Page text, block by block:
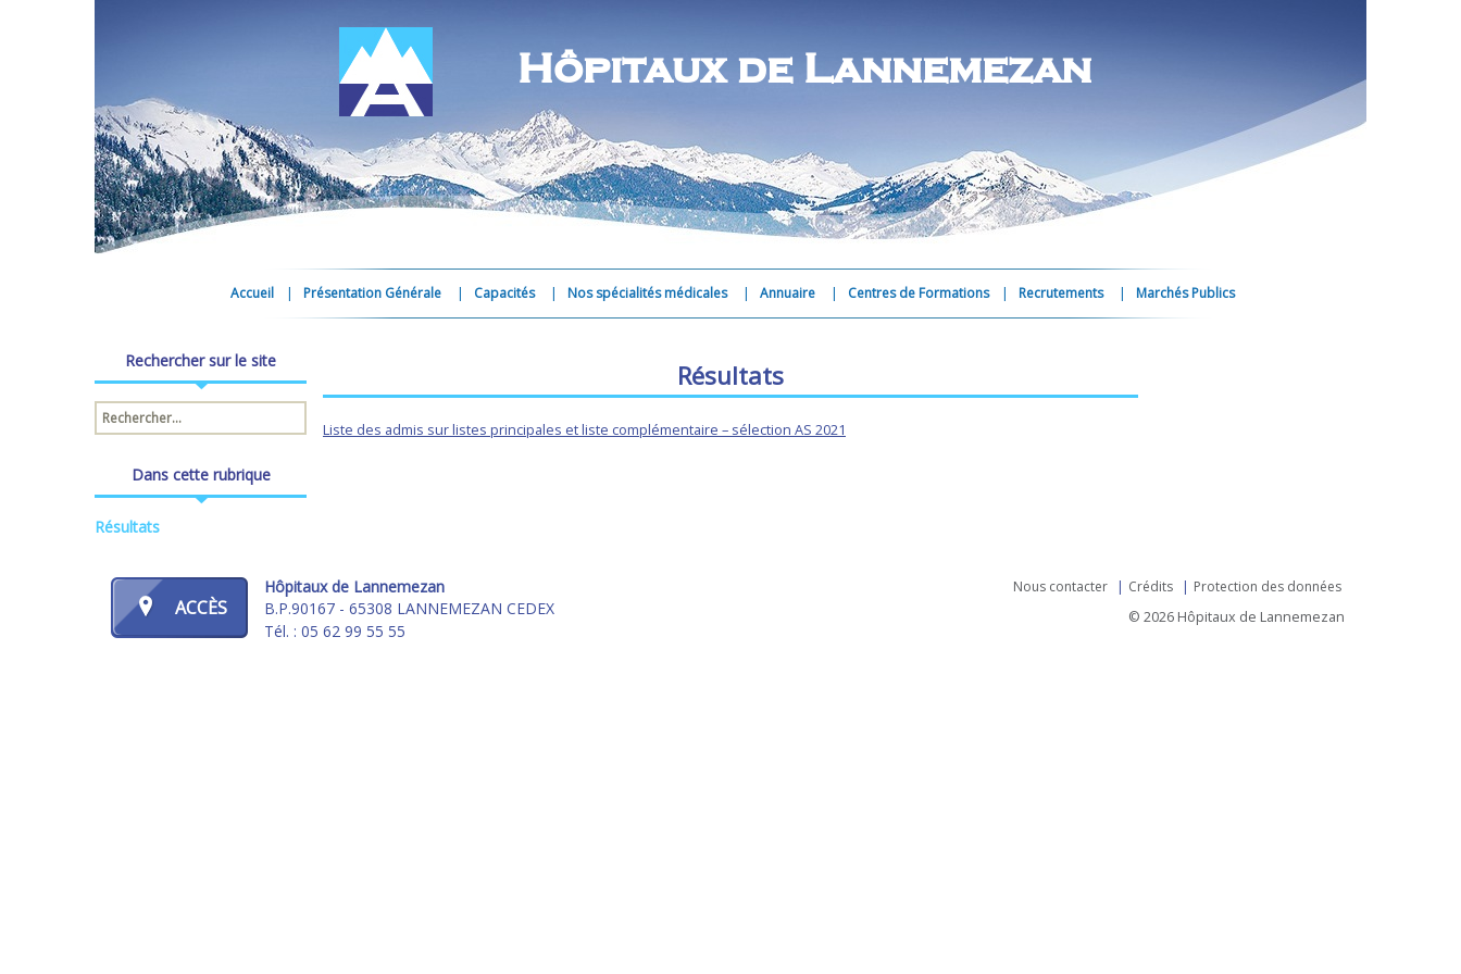
Hôpitaux de Lannemezan
au
contenu
Accueil Présentation Générale Capacités Nos spécialités médicales Annuaire Centres de Formations Recrutements Marchés Publics
Rechercher sur le site
Rechercher :
Dans cette rubrique
Résultats
Résultats
Liste des admis sur listes principales et liste complémentaire – sélection AS 2021
ACCÈS
Hôpitaux de Lannemezan
B.P.90167 - 65308 LANNEMEZAN CEDEX
Tél. : 05 62 99 55 55
Nous contacter Crédits
Protection des données
© 2026 Hôpitaux de Lannemezan